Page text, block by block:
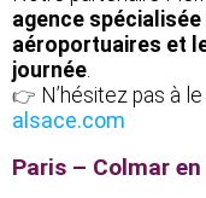
agence
aéroportuaires et
journée
👉 N’hésitez pas à
alsace.com
Paris – Colmar